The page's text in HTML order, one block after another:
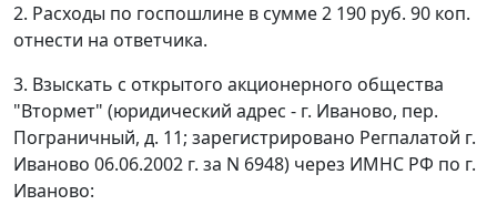
2. Расходы по госпошлине в сумме 2 190 руб. 90 коп.
отнести на ответчика.
3. Взыскать с открытого акционерного общества
"Втормет" (юридический адрес - г. Иваново, пер.
Пограничный, д. 11; зарегистрировано Регпалатой г.
Иваново 06.06.2002 г. за N 6948) через ИМНС РФ по г.
Иваново: